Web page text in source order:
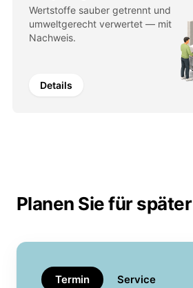
Wertstoffe sauber getrennt und
umweltgerecht verwertet — mit
Nachweis.
Details
Planen Sie für später
Termin Service